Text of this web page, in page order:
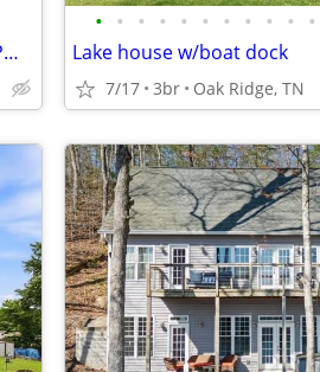
OPEN SUNDAY 19TH JULY 2026 - (10AM-12PM).OPEN SUNDAY 19TH JULY 2026 -
• • • • • • • • • • •
Lake house w/boat dock
7/17 3br Oak Ridge, TN